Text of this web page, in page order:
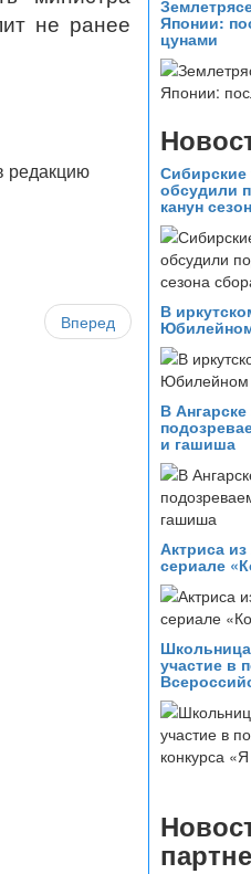
не ранее
редакцию
Вперед
Японии:
цунами
Сибирские
обсудили
канун
В
В
и гашиша
Актриса
сериале
участие в